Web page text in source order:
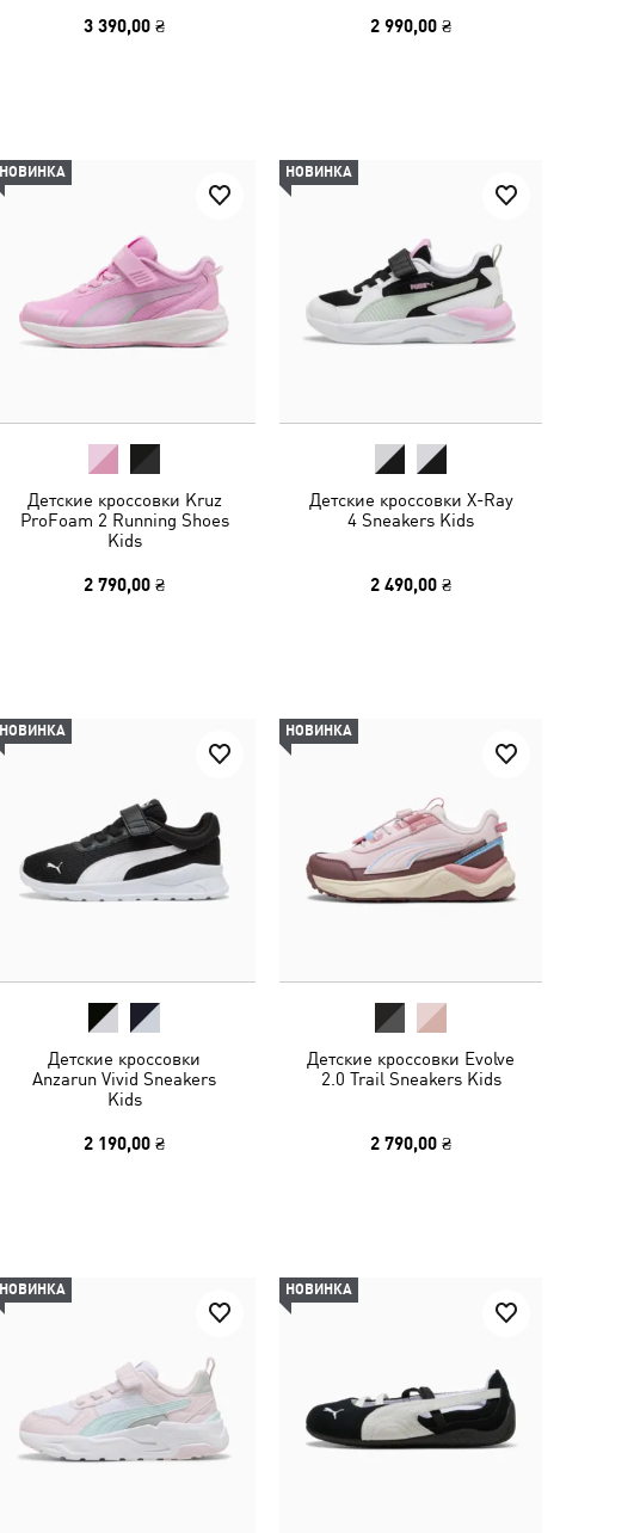
3 390,00 ₴ 2 990,00 ₴
НОВИНКА
Детские кроссовки Kruz
ProFoam 2 Running Shoes
Kids
2 790,00 ₴
НОВИНКА
Детские кроссовки X-Ray
4 Sneakers Kids
2 490,00 ₴
НОВИНКА
Детские кроссовки
Anzarun Vivid Sneakers
Kids
2 190,00 ₴
НОВИНКА
Детские кроссовки Evolve
2.0 Trail Sneakers Kids
2 790,00 ₴
НОВИНКА НОВИНКА